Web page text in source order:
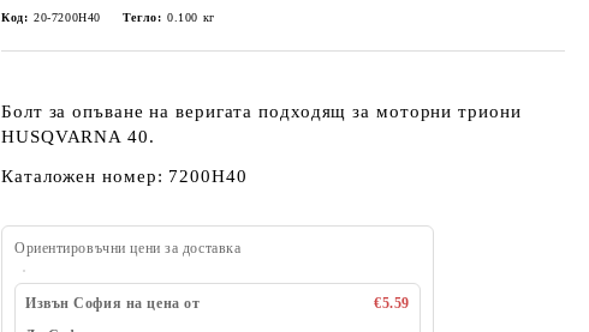
Код: 20-7200H40 Тегло: 0.100 кг
Болт за опъване на веригата подходящ за моторни триони
HUSQVARNA 40.
Каталожен номер: 7200H40
Ориентировъчни цени за доставка
Извън София на цена от
€5.59